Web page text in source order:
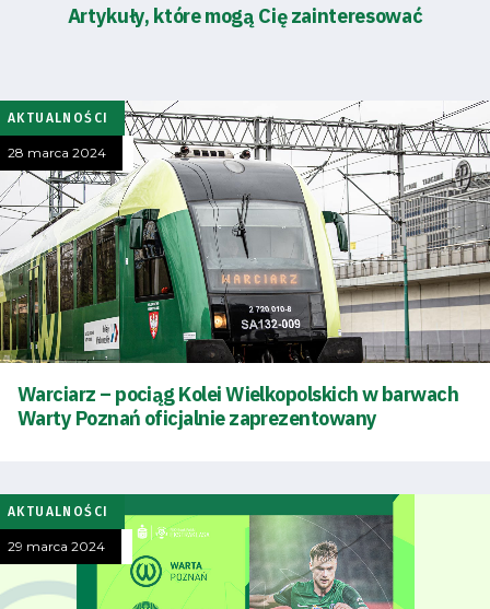
Artykuły, które mogą Cię zainteresować
AKTUALNOŚCI
28 marca 2024
Warciarz – pociąg Kolei Wielkopolskich w barwach
Warty Poznań oficjalnie zaprezentowany
AKTUALNOŚCI
29 marca 2024